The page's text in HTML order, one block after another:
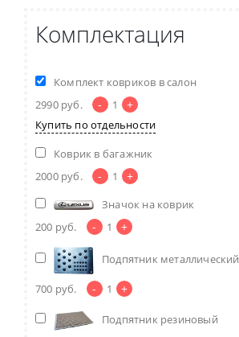
Комплектация
Комплект ковриков в салон
2990 руб. - 1 +
Купить по отдельности
Коврик в багажник
2000 руб. - 1 +
Значок на коврик
200 руб. - 1 +
Подпятник металлический
700 руб. - 1 +
Подпятник резиновый